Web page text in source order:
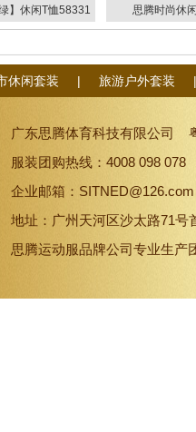
绿】休闲T恤58331
58332
思腾时尚休
58363/
休闲套装 | 旅游户外套装
广东思腾体育科技有限公司
服装团购热线：4008 098
企业邮箱：
地址：广州天河区沙太路71号
思腾运动服品牌公司专业生产